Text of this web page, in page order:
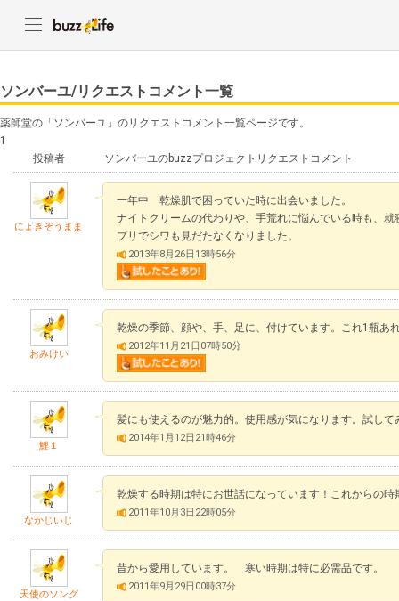
ソンバーユ/リクエストコメント一覧
薬師堂の「ソンバーユ」のリクエストコメント一覧ページです。
1
投稿者
ソンバーユのbuzzプロジェクトリクエストコメント
にょきぞうまま
一年中 乾燥肌で困っていた時に出会いました。
ナイトクリームの代わりや、手荒れに悩んでいる時も、
プリでシワも見だたなくなりました。
2013年8月26日13時56分
おみけい
乾燥の季節、顔や、手、足に、付けています。これ1瓶あ
2012年11月21日07時50分
鯉１
髪にも使えるのが魅力的。使用感が気になります。試して
2014年1月12日21時46分
なかじいじ
乾燥する時期は特にお世話になっています！これからの
2011年10月3日22時05分
天使のソング
昔から愛用しています。 寒い時期は特に必需品です。
2011年9月29日00時37分